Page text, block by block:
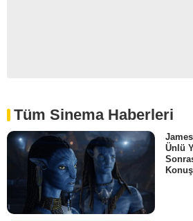
Tüm Sinema Haberleri
Ünlü